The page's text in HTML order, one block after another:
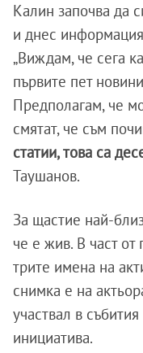
Калин започва да
и днес
„Виждам, че сега
първите пет
Предполагам, че
смятат, че съм
статии, това са
Таушанов.
За щастие най-
че е жив. В част от
трите имена на
снимка е на
участвал в
инициатива.